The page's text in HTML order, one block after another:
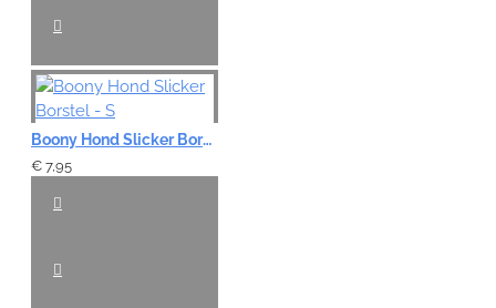
Boony Hond Slicker Borstel - S
€ 7,95